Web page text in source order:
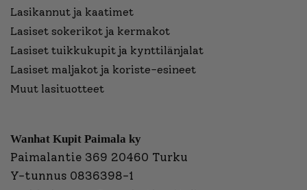
Lasikannut ja kaatimet
Lasiset sokerikot ja kermakot
Lasiset tuikkukupit ja kynttilänjalat
Lasiset maljakot ja koriste-esineet
Muut lasituotteet
Wanhat Kupit Paimala ky
Paimalantie 369 20460 Turku
Y-tunnus 0836398-1